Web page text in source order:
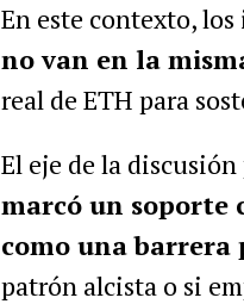
En este contexto,
no van en la
real de ETH para
El eje de la
marcó un soporte
como una barrera
patrón alcista o si